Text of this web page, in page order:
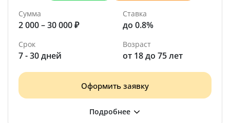
Сумма
2 000 – 30 000 ₽
Ставка
до 0.8%
Срок
7 - 30 дней
Возраст
от 18 до 75 лет
Оформить заявку